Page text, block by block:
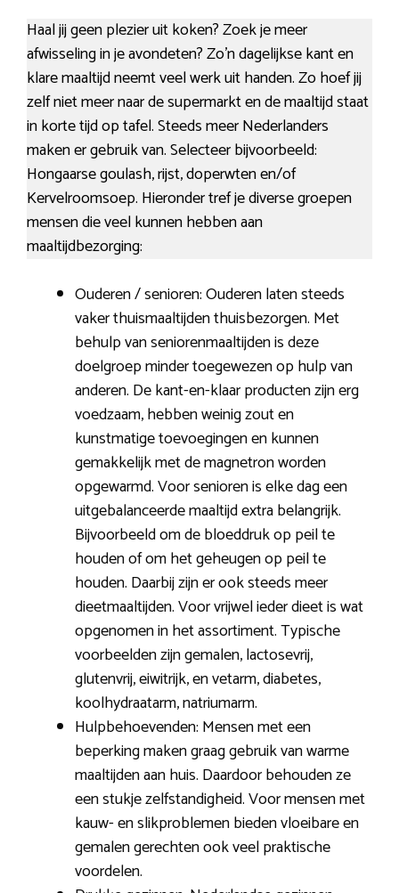
Haal jij geen plezier uit koken? Zoek je meer
afwisseling in je avondeten? Zo’n dagelijkse kant en
klare maaltijd neemt veel werk uit handen. Zo hoef jij
zelf niet meer naar de supermarkt en de maaltijd staat
in korte tijd op tafel. Steeds meer Nederlanders
maken er gebruik van. Selecteer bijvoorbeeld:
Hongaarse goulash, rijst, doperwten en/of
Kervelroomsoep. Hieronder tref je diverse groepen
mensen die veel kunnen hebben aan
maaltijdbezorging:
Ouderen / senioren: Ouderen laten steeds
vaker thuismaaltijden thuisbezorgen. Met
behulp van seniorenmaaltijden is deze
doelgroep minder toegewezen op hulp van
anderen. De kant-en-klaar producten zijn erg
voedzaam, hebben weinig zout en
kunstmatige toevoegingen en kunnen
gemakkelijk met de magnetron worden
opgewarmd. Voor senioren is elke dag een
uitgebalanceerde maaltijd extra belangrijk.
Bijvoorbeeld om de bloeddruk op peil te
houden of om het geheugen op peil te
houden. Daarbij zijn er ook steeds meer
dieetmaaltijden. Voor vrijwel ieder dieet is wat
opgenomen in het assortiment. Typische
voorbeelden zijn gemalen, lactosevrij,
glutenvrij, eiwitrijk, en vetarm, diabetes,
koolhydraatarm, natriumarm.
Hulpbehoevenden: Mensen met een
beperking maken graag gebruik van warme
maaltijden aan huis. Daardoor behouden ze
een stukje zelfstandigheid. Voor mensen met
kauw- en slikproblemen bieden vloeibare en
gemalen gerechten ook veel praktische
voordelen.